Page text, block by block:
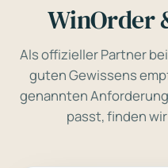
WinOrder
Als offizieller Partner
guten Gewissens
genannten
passt, finden